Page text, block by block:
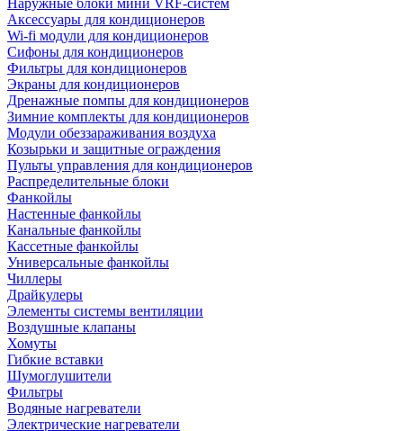
Наружные блоки мини VRF-систем
Аксессуары для кондиционеров
Wi-fi модули для кондиционеров
Сифоны для кондиционеров
Фильтры для кондиционеров
Экраны для кондиционеров
Дренажные помпы для кондиционеров
Зимние комплекты для кондиционеров
Модули обеззараживания воздуха
Козырьки и защитные ограждения
Пульты управления для кондиционеров
Распределительные блоки
Фанкойлы
Настенные фанкойлы
Канальные фанкойлы
Кассетные фанкойлы
Универсальные фанкойлы
Чиллеры
Драйкулеры
Элементы системы вентиляции
Воздушные клапаны
Хомуты
Гибкие вставки
Шумоглушители
Фильтры
Водяные нагреватели
Электрические нагреватели